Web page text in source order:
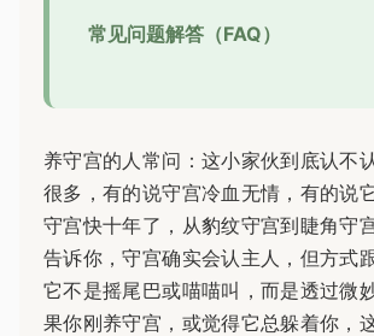
常见问题解答（FAQ）
养守宫的人常问：这小家伙到底认不
很多，有的说守宫冷血无情，有的说
守宫快十年了，从豹纹守宫到睫角守
告诉你，守宫确实会认主人，但方式
它不是摇尾巴或喵喵叫，而是透过微
果你刚养守宫，或觉得它总躲着你，